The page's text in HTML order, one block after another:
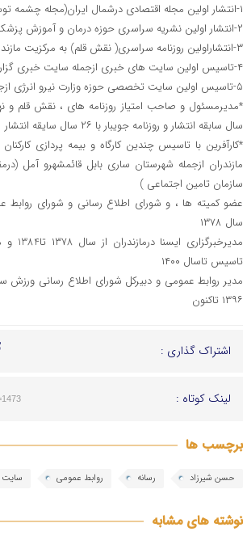
۱-انتشار اولین مجله اقتصادی درشمال ایران(مجله چشمه توسعه) –روزنامه جویبار
۲-انتشار اولین نشریه سراسری حوزه درمان و آموزش پزشکی (حکیم باشی)
۳-انتشاراولین روزنامه سراسری( نقش قلم) به مرکزیت مازندران تاسال ۱۳۹۹
۴-تاسیس اولین سایت های خبری ازجمله سایت خبری گزارشگرو آفاق آنلاین
۵-تاسیس اولین سایت تخصصی حوزه وزارت نیرو انرژی ازجمله برق پرس و انرزی نیوز
سال سابقه انتشار و روزنامه جویبار با ۲۶ سال سایقه انتشار
*کارآفرین با تاسیس چندین کارگاه و بیمه پردازی
سازمان تامین اجتماعی )
عضو کمیته ها ، و شورای اطلاع رسانی و شورای روابط
سال ۱۳۷۸
تاسیس تاسال ۱۴۰۰
مدیر روابط عمومی و دبیرکل شورای اطلاع رسانی ورزش
۱۳۹۶ تاکنون
اشتراک گذاری :
لینک کوتاه :
برچسب ها
حسن شیرزاد رسانه روابط عمومی سایت
نوشته های مشابه